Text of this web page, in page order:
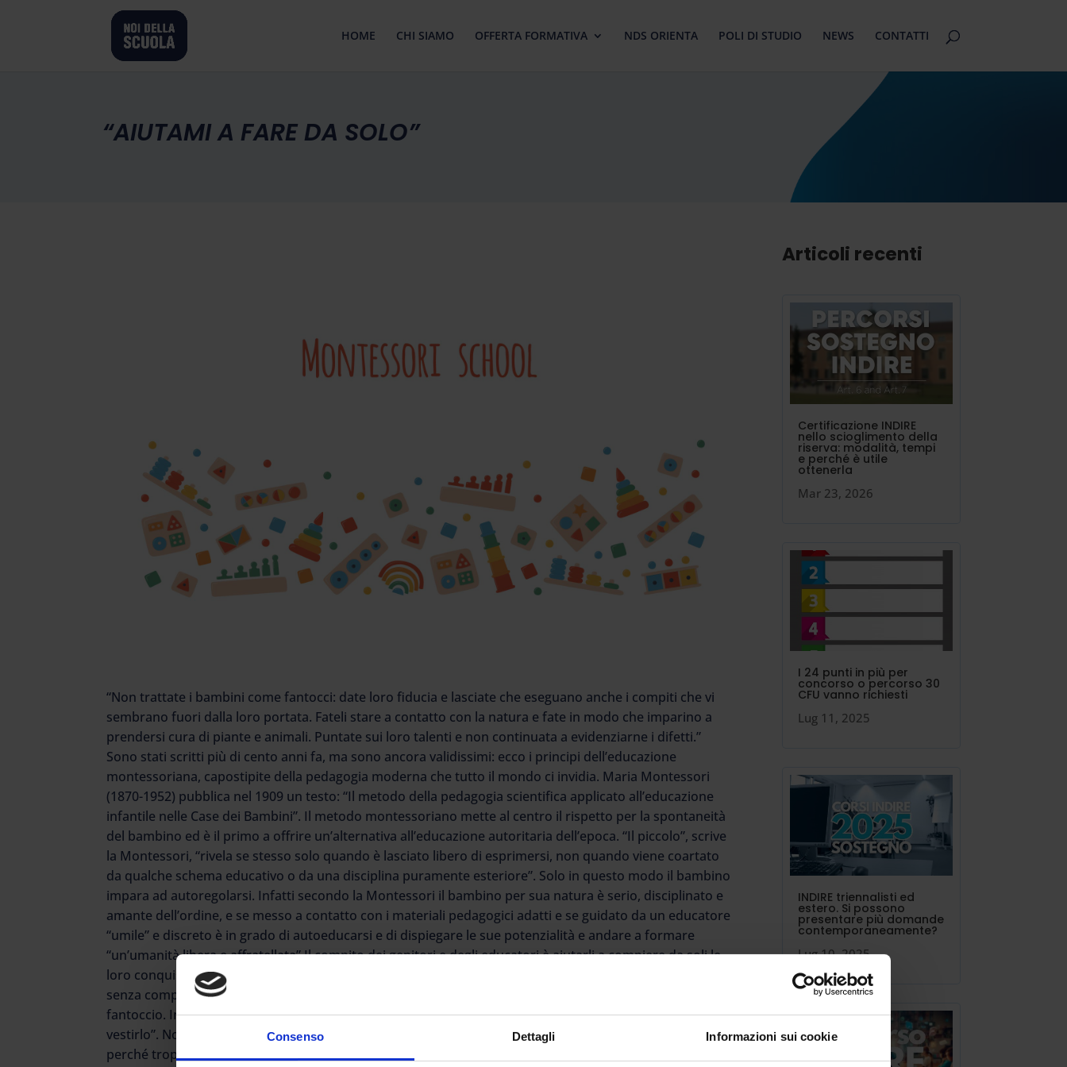
Consenso Dettagli Informazioni sui cookie
HOME CHI SIAMO OFFERTA FORMATIVA NDS ORIENTA POLI DI STUDIO NEWS CONTATTI
“AIUTAMI A FARE DA SOLO”
“Non trattate i bambini come fantocci: date loro fiducia e lasciate che eseguano anche i compiti che vi
sembrano fuori dalla loro portata. Fateli stare a contatto con la natura e fate in modo che imparino a
prendersi cura di piante e animali. Puntate sui loro talenti e non continuata a evidenziarne i difetti.”
Sono stati scritti più di cento anni fa, ma sono ancora validissimi: ecco i principi dell’educazione
montessoriana, capostipite della pedagogia moderna che tutto il mondo ci invidia. Maria Montessori
(1870-1952) pubblica nel 1909 un testo: “Il metodo della pedagogia scientifica applicato all’educazione
infantile nelle Case dei Bambini”. Il metodo montessoriano mette al centro il rispetto per la spontaneità
del bambino ed è il primo a offrire un’alternativa all’educazione autoritaria dell’epoca. “Il piccolo”, scrive
la Montessori, “rivela se stesso solo quando è lasciato libero di esprimersi, non quando viene coartato
da qualche schema educativo o da una disciplina puramente esteriore”. Solo in questo modo il bambino
impara ad autoregolarsi. Infatti secondo la Montessori il bambino per sua natura è serio, disciplinato e
amante dell’ordine, e se messo a contatto con i materiali pedagogici adatti e se guidato da un educatore
“umile” e discreto è in grado di autoeducarsi e di dispiegare le sue potenzialità e andare a formare
“un’umanità libera e affratellata”.Il compito dei genitori e degli educatori è aiutarli a compiere da soli le
loro conquiste come imparare a camminare, a correre, a lavarsi”. La madre che imbocca il bambino
senza compiere lo sforzo per insegnargli a tenere il cucchiaio, non lo sta educando, lo tratta come un
fantoccio. Insegnare a mangiare, a lavarsi, a vestirsi è un lavoro ben più difficile che imboccarlo, lavarlo e
vestirlo”. Non bisogna giudicare la capacità dei bambini in base all’età e non lasciargli fare qualcosa
perché troppo piccoli. Bisogna dimostrare fiducia e lasciare che svolgano da soli i compiti più facili. Ad
Articoli recenti
Certificazione INDIRE
nello scioglimento della
riserva: modalità, tempi
e perché è utile
ottenerla
Mar 23, 2026
I 24 punti in più per
concorso o percorso 30
CFU vanno richiesti
Lug 11, 2025
INDIRE triennalisti ed
estero. Si possono
presentare più domande
contemporaneamente?
Lug 10, 2025